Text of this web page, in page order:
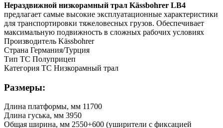
Нераздвижной низкорамный трал Kässbohrer LB4
предлагает самые высокие эксплуатационные характеристики
для транспортировки тяжеловесных грузов. Обеспечивает
максимальную подвижность в сложных рабочих условиях
Производитель Kässbohrer
Страна Германия/Турция
Тип ТС Полуприцеп
Категория ТС Низкорамный трал
Размеры:
Длина платформы, мм 11700
Длина гуська, мм 3950
Общая ширина, мм 2550+600 (уширители с фиксацией